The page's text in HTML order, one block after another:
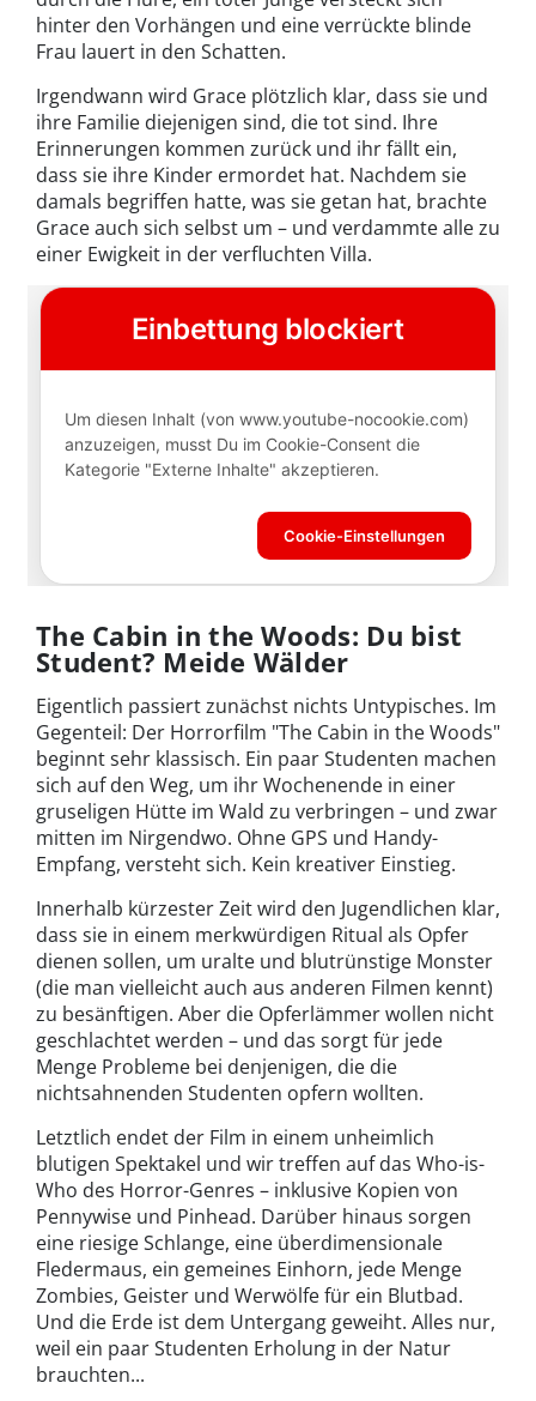
hinter den Vorhängen und eine verrückte blinde
Frau lauert in den Schatten.
Irgendwann wird Grace plötzlich klar, dass sie und
ihre Familie diejenigen sind, die tot sind. Ihre
Erinnerungen kommen zurück und ihr fällt ein,
dass sie ihre Kinder ermordet hat. Nachdem sie
damals begriffen hatte, was sie getan hat, brachte
Grace auch sich selbst um – und verdammte alle zu
einer Ewigkeit in der verfluchten Villa.
The Cabin in the Woods: Du bist
Student? Meide Wälder
Eigentlich passiert zunächst nichts Untypisches. Im
Gegenteil: Der Horrorfilm "The Cabin in the Woods"
beginnt sehr klassisch. Ein paar Studenten machen
sich auf den Weg, um ihr Wochenende in einer
gruseligen Hütte im Wald zu verbringen – und zwar
mitten im Nirgendwo. Ohne GPS und Handy-
Empfang, versteht sich. Kein kreativer Einstieg.
Innerhalb kürzester Zeit wird den Jugendlichen klar,
dass sie in einem merkwürdigen Ritual als Opfer
dienen sollen, um uralte und blutrünstige Monster
(die man vielleicht auch aus anderen Filmen kennt)
zu besänftigen. Aber die Opferlämmer wollen nicht
geschlachtet werden – und das sorgt für jede
Menge Probleme bei denjenigen, die die
nichtsahnenden Studenten opfern wollten.
Letztlich endet der Film in einem unheimlich
blutigen Spektakel und wir treffen auf das Who-is-
Who des Horror-Genres – inklusive Kopien von
Pennywise und Pinhead. Darüber hinaus sorgen
eine riesige Schlange, eine überdimensionale
Fledermaus, ein gemeines Einhorn, jede Menge
Zombies, Geister und Werwölfe für ein Blutbad.
Und die Erde ist dem Untergang geweiht. Alles nur,
weil ein paar Studenten Erholung in der Natur
brauchten...